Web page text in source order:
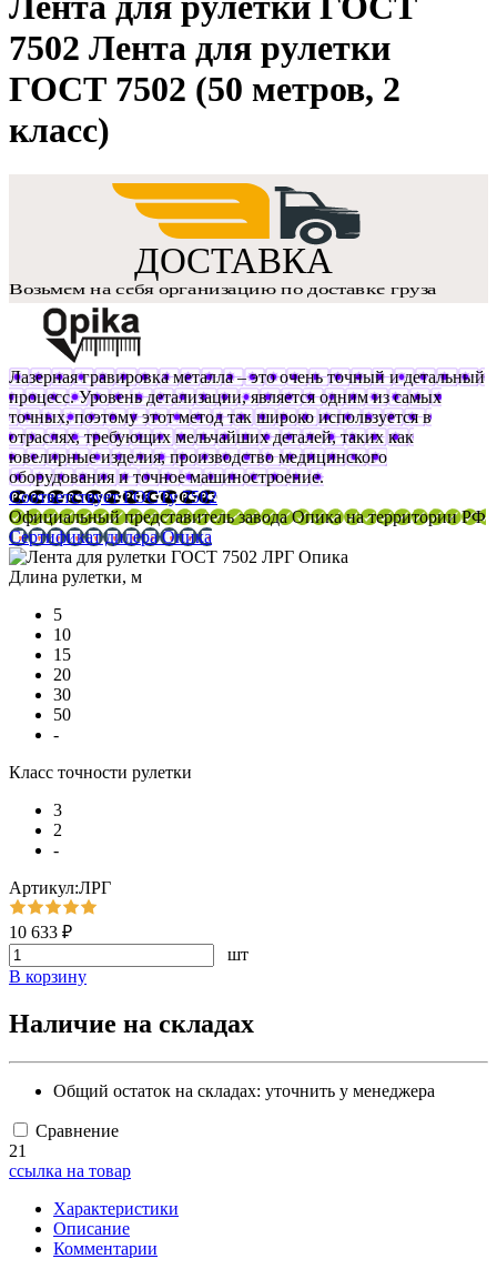
7502 Лента для рулетки
ГОСТ 7502 (50 метров, 2
класс)
Лазерная гравировка металла – это очень точный и детальный
процесс. Уровень детализации, является одним из самых
точных, поэтому этот метод так широко используется в
отраслях, требующих мельчайших деталей, таких как
ювелирные изделия, производство медицинского
оборудования и точное машиностроение.
Соответствует ГОСТу 7502
Официальный представитель завода Опика на территории РФ
Сертификат дилера Опика
Длина рулетки, м
5
10
15
20
30
50
-
Класс точности рулетки
3
2
-
Артикул:ЛРГ
10 633 ₽
шт
В корзину
Наличие на складах
Общий остаток на складах: уточнить у менеджера
Сравнение
21
ссылка на товар
Характеристики
Описание
Комментарии